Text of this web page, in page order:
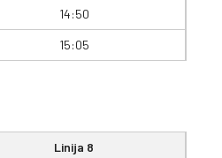
14:50
15:05
Linija 8